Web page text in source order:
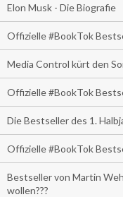
Elon Musk - Die Biografie
Offizielle #BookTok
Media Control kürt den
Offizielle #BookTok
Die Bestseller des 1.
Offizielle #BookTok
Bestseller von Martin
wollen???